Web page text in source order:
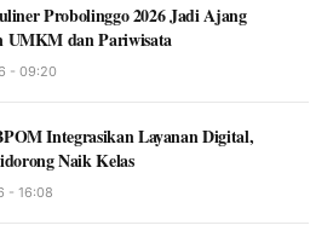
Probolinggo 2026 Jadi Ajang
UMKM dan Pariwisata
- 09:20
Integrasikan Layanan Digital,
Naik Kelas
- 16:08